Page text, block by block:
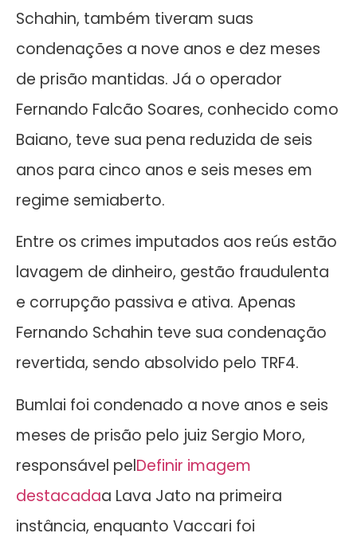
Schahin, também tiveram suas
condenações a nove anos e dez meses
de prisão mantidas. Já o operador
Fernando Falcão Soares, conhecido como
Baiano, teve sua pena reduzida de seis
anos para cinco anos e seis meses em
regime semiaberto.
Entre os crimes imputados aos reús estão
lavagem de dinheiro, gestão fraudulenta
e corrupção passiva e ativa. Apenas
Fernando Schahin teve sua condenação
revertida, sendo absolvido pelo TRF4.
Bumlai foi condenado a nove anos e seis
meses de prisão pelo juiz Sergio Moro,
responsável pelDefinir imagem
destacadaa Lava Jato na primeira
instância, enquanto Vaccari foi